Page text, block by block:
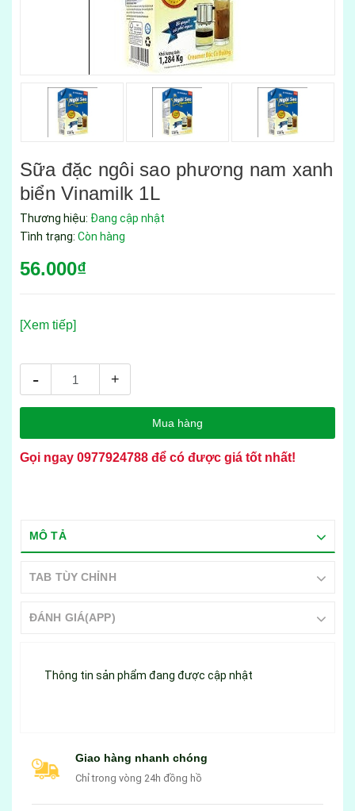
Sữa đặc ngôi sao phương nam xanh
biển Vinamilk 1L
Thương hiệu: Đang cập nhật
Tình trạng: Còn hàng
56.000₫
[Xem tiếp]
- +
Mua hàng
Gọi ngay 0977924788 để có được giá tốt nhất!
MÔ TẢ
TAB TÙY CHỈNH
ĐÁNH GIÁ(APP)
Thông tin sản phẩm đang được cập nhật
Giao hàng nhanh chóng
Chỉ trong vòng 24h đồng hồ